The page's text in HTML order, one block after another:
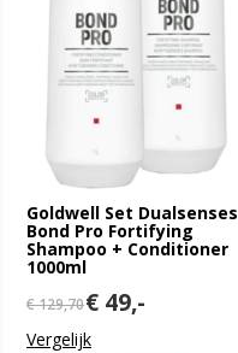
Goldwell Set Dualsenses
Bond Pro Fortifying
Shampoo + Conditioner
1000ml
€ 129,70€ 49,-
Vergelijk